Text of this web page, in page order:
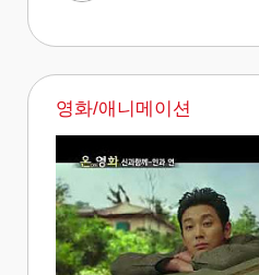
영화/애니메이션